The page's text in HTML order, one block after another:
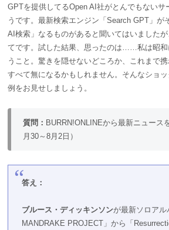
GPTを提供してるOpen AI社がとんでもないサ
うです。 最新検索エンジン「Search GPT」が
AI検索」なるものがあると聞いてはいました
てです。試した結果、思ったのは……私は昭和
うこと。驚きを隠せないどころか、これまで
すべて無になるかもしれません。そんなショ
例をお見せしましょう。
質問： BURRN!ONLINEから最新ニュース
月30～8月2日）
答え：
ブルース・ディッキンソンが最新ソロアル
MANDRAKE PROJECT」から「